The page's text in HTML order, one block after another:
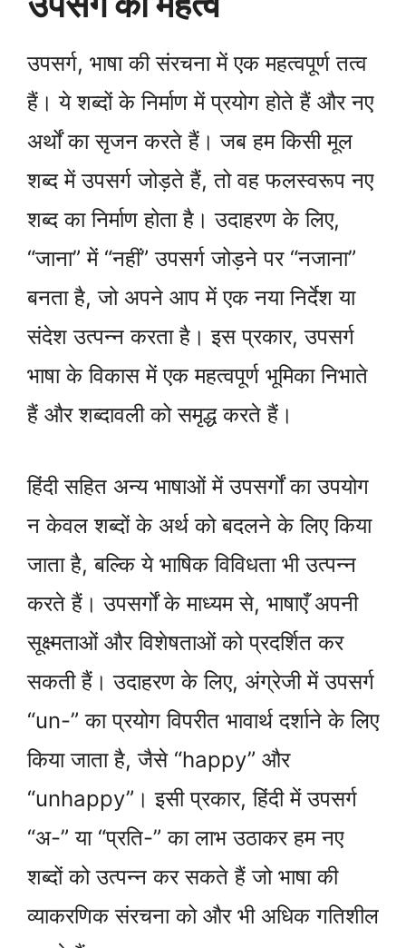
उपसर्ग, भाषा की संरचना में एक महत्वपूर्ण तत्व
हैं। ये शब्दों के निर्माण में प्रयोग होते हैं और नए
अर्थों का सृजन करते हैं। जब हम किसी मूल
शब्द में उपसर्ग जोड़ते हैं, तो वह फलस्वरूप नए
शब्द का निर्माण होता है। उदाहरण के लिए,
“जाना” में “नहीं” उपसर्ग जोड़ने पर “नजाना”
बनता है, जो अपने आप में एक नया निर्देश या
संदेश उत्पन्न करता है। इस प्रकार, उपसर्ग
भाषा के विकास में एक महत्वपूर्ण भूमिका निभाते
हैं और शब्दावली को समृद्ध करते हैं।
हिंदी सहित अन्य भाषाओं में उपसर्गों का उपयोग
न केवल शब्दों के अर्थ को बदलने के लिए किया
जाता है, बल्कि ये भाषिक विविधता भी उत्पन्न
करते हैं। उपसर्गों के माध्यम से, भाषाएँ अपनी
सूक्ष्मताओं और विशेषताओं को प्रदर्शित कर
सकती हैं। उदाहरण के लिए, अंग्रेजी में उपसर्ग
“un-” का प्रयोग विपरीत भावार्थ दर्शाने के लिए
किया जाता है, जैसे “happy” और
“unhappy”। इसी प्रकार, हिंदी में उपसर्ग
“अ-” या “प्रति-” का लाभ उठाकर हम नए
शब्दों को उत्पन्न कर सकते हैं जो भाषा की
व्याकरणिक संरचना को और भी अधिक गतिशील